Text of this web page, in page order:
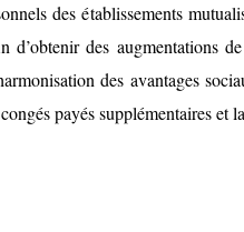
des établissements
d’obtenir des augmentations
des avantages
payés supplémentaires et